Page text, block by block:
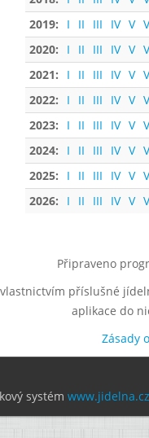
2019:
I II III IV V
2020:
I II III IV V
2021:
I II III IV V
2022:
I II III IV V
2023:
I II III IV V
2024:
I II III IV V
2025:
I II III IV V
2026:
I II III IV V
Připraveno
příslušné
aplikace do
Zásady
systém www.jidelna.cz